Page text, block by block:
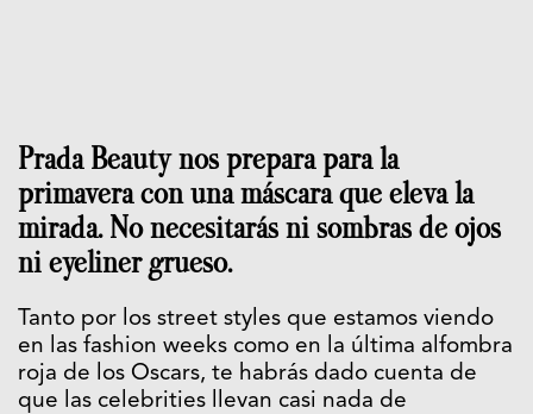
Prada Beauty nos prepara para la
primavera con una máscara que eleva la
mirada. No necesitarás ni sombras de ojos
ni eyeliner grueso.
Tanto por los street styles que estamos viendo
en las fashion weeks como en la última alfombra
roja de los Oscars, te habrás dado cuenta de
que las celebrities llevan casi nada de